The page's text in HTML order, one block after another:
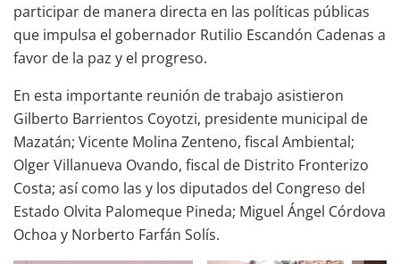
participar de manera directa en las políticas públicas
que impulsa el gobernador Rutilio Escandón Cadenas a
favor de la paz y el progreso.
En esta importante reunión de trabajo asistieron
Gilberto Barrientos Coyotzi, presidente municipal de
Mazatán; Vicente Molina Zenteno, fiscal Ambiental;
Olger Villanueva Ovando, fiscal de Distrito Fronterizo
Costa; así como las y los diputados del Congreso del
Estado Olvita Palomeque Pineda; Miguel Ángel Córdova
Ochoa y Norberto Farfán Solís.